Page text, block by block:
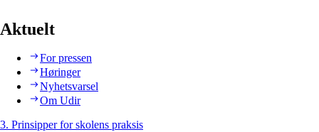
Aktuelt
For pressen
Høringer
Nyhetsvarsel
Om Udir
3. Prinsipper for skolens praksis